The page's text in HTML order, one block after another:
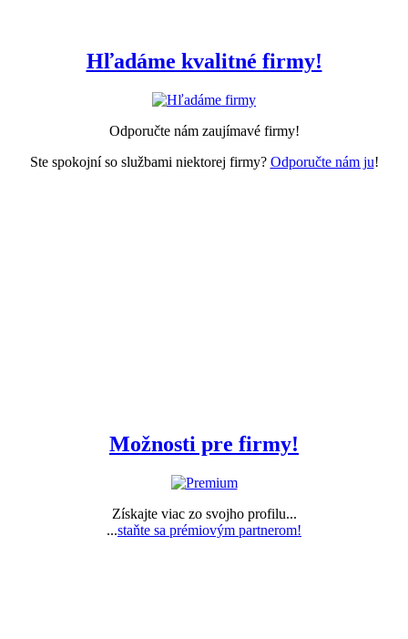
Hľadáme kvalitné firmy!
Odporučte nám zaujímavé firmy!
Ste spokojní so službami niektorej firmy? Odporučte nám ju!
Možnosti pre firmy!
Získajte viac zo svojho profilu...
...staňte sa prémiovým partnerom!